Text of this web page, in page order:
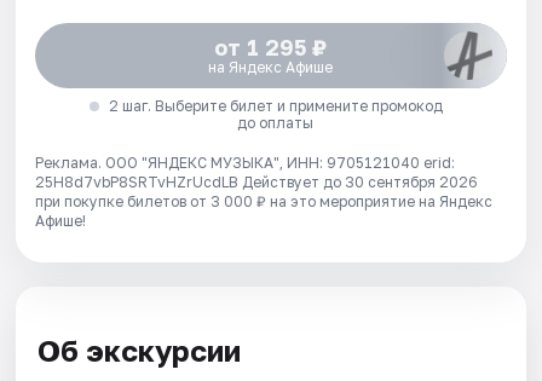
от 1 295 ₽
на Яндекс Афише
2 шаг. Выберите билет и примените промокод
до оплаты
Реклама. ООО "ЯНДЕКС МУЗЫКА", ИНН: 9705121040 erid:
25H8d7vbP8SRTvHZrUcdLB Действует до 30 сентября 2026
при покупке билетов от 3 000 ₽ на это мероприятие на Яндекс
Афише!
Об экскурсии